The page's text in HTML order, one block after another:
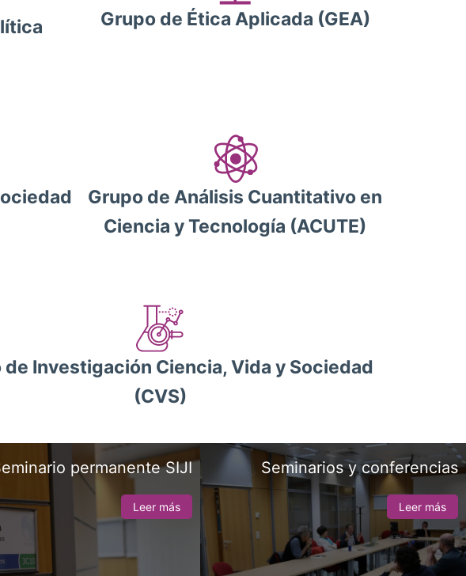
Grupo de Ética Aplicada (GEA)
Grupo de Análisis Cuantitativo en
Ciencia y Tecnología (ACUTE)
de Investigación Ciencia, Vida y Sociedad
(CVS)
permanente SIJI
Leer más
Seminarios y conferencias
Leer más